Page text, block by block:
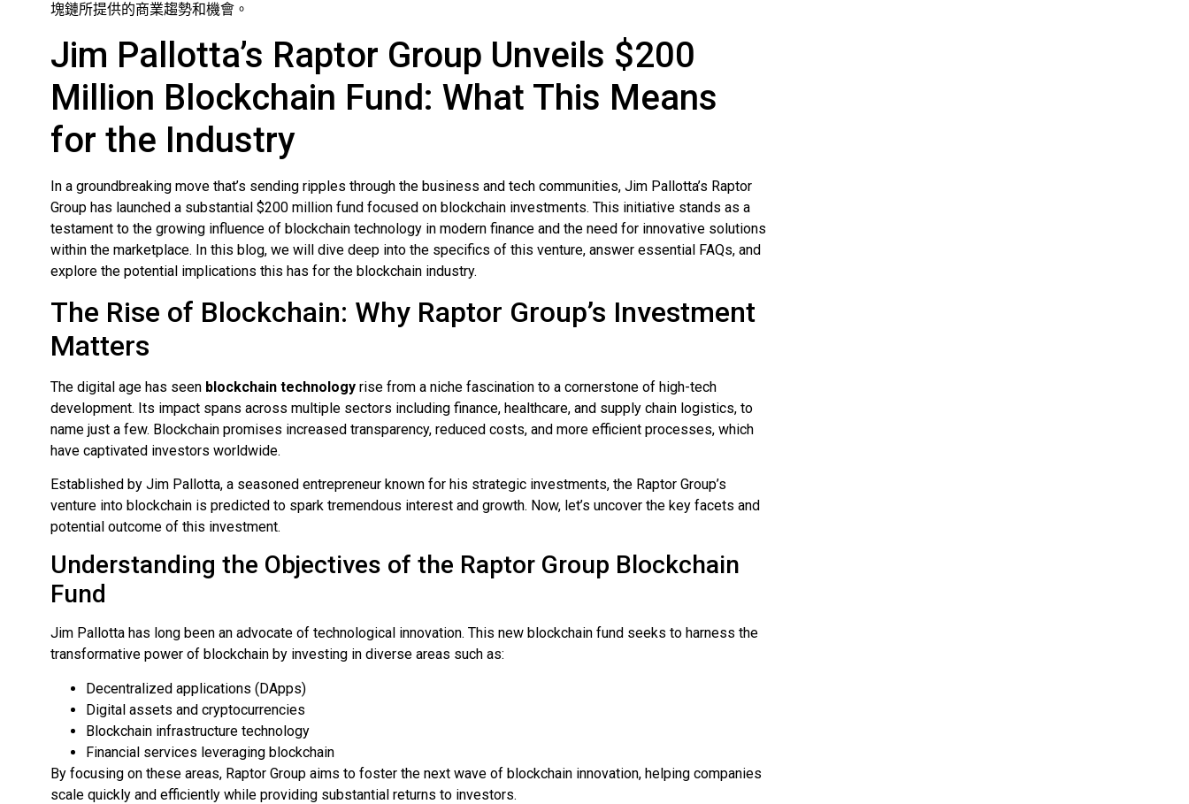
塊鏈所提供的商業趨勢和機會。
Jim Pallotta’s Raptor Group Unveils $200
Million Blockchain Fund: What This Means
for the Industry
In a groundbreaking move that’s sending ripples through the business and tech communities, Jim Pallotta’s Raptor
Group has launched a substantial $200 million fund focused on blockchain investments. This initiative stands as a
testament to the growing influence of blockchain technology in modern finance and the need for innovative solutions
within the marketplace. In this blog, we will dive deep into the specifics of this venture, answer essential FAQs, and
explore the potential implications this has for the blockchain industry.
The Rise of Blockchain: Why Raptor Group’s Investment
Matters
The digital age has seen blockchain technology rise from a niche fascination to a cornerstone of high-tech
development. Its impact spans across multiple sectors including finance, healthcare, and supply chain logistics, to
name just a few. Blockchain promises increased transparency, reduced costs, and more efficient processes, which
have captivated investors worldwide.
Established by Jim Pallotta, a seasoned entrepreneur known for his strategic investments, the Raptor Group’s
venture into blockchain is predicted to spark tremendous interest and growth. Now, let’s uncover the key facets and
potential outcome of this investment.
Understanding the Objectives of the Raptor Group Blockchain
Fund
Jim Pallotta has long been an advocate of technological innovation. This new blockchain fund seeks to harness the
transformative power of blockchain by investing in diverse areas such as:
Decentralized applications (DApps)
Digital assets and cryptocurrencies
Blockchain infrastructure technology
Financial services leveraging blockchain
By focusing on these areas, Raptor Group aims to foster the next wave of blockchain innovation, helping companies
scale quickly and efficiently while providing substantial returns to investors.